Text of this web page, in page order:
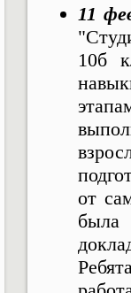
11
10б
от